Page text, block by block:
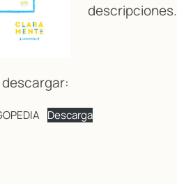
descripciones.
Descarga